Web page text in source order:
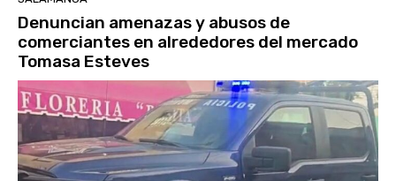
Denuncian amenazas y abusos de
comerciantes en alrededores del mercado
Tomasa Esteves